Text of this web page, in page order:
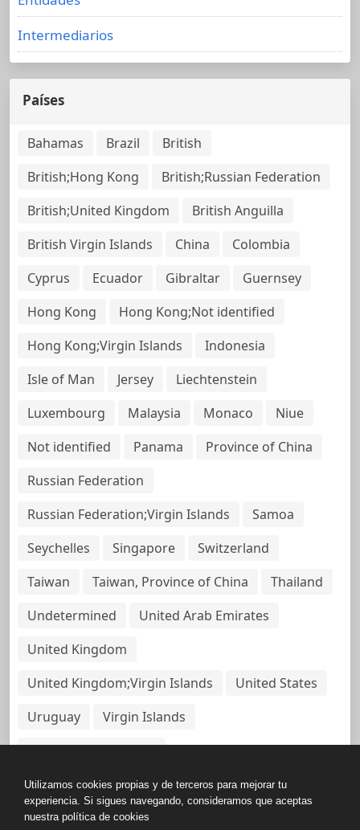
Intermediarios
Países
Bahamas Brazil
British
British;Hong Kong
British;Russian Federation
British;United Kingdom
British Anguilla
British Virgin Islands
China
Colombia
Cyprus
Ecuador Gibraltar
Guernsey
Hong Kong
Hong Kong;Not identified
Hong Kong;Virgin Islands
Indonesia
Isle of Man
Jersey
Liechtenstein
Luxembourg
Malaysia Monaco
Niue
Not identified
Panama
Province of China
Russian Federation
Russian Federation;Virgin Islands
Samoa
Seychelles
Singapore
Switzerland
Taiwan
Taiwan, Province of China
Thailand
Undetermined
United Arab Emirates
United Kingdom
United Kingdom;Virgin Islands
United States
Uruguay
Virgin Islands
Virgin Islands, British
Utilizamos cookies propias y de terceros para mejorar tu
experiencia. Si sigues navegando, consideramos que aceptas
nuestra política de cookies